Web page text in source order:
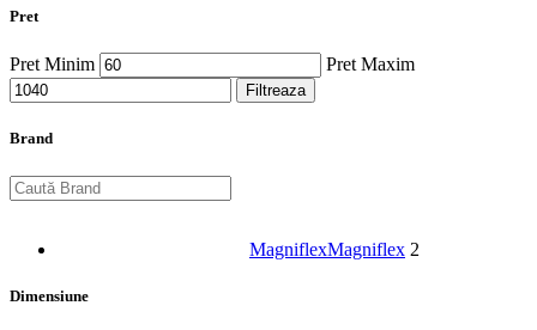
Pret
Pret Minim Pret Maxim
Filtreaza
Brand
MagniflexMagniflex 2
Dimensiune